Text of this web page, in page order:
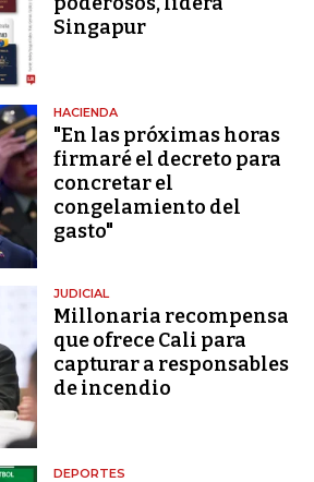
Singapur
HACIENDA
"En las próximas horas
firmaré el decreto para
concretar el
congelamiento del
gasto"
JUDICIAL
Millonaria recompensa
que ofrece Cali para
capturar a responsables
de incendio
DEPORTES